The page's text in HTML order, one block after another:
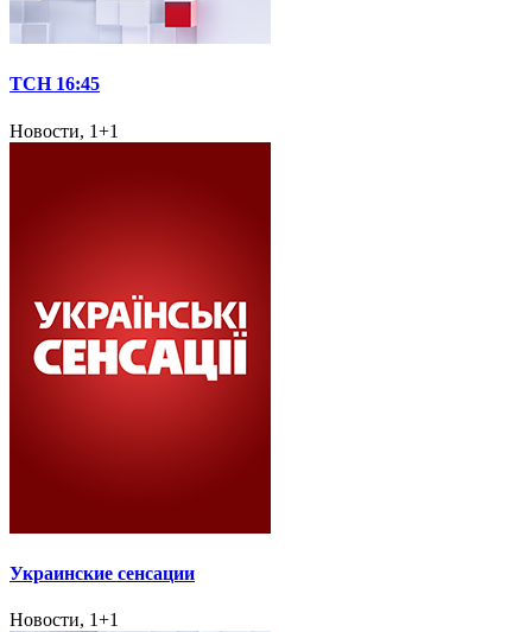
ТСН 16:45
Новости, 1+1
Украинские сенсации
Новости, 1+1